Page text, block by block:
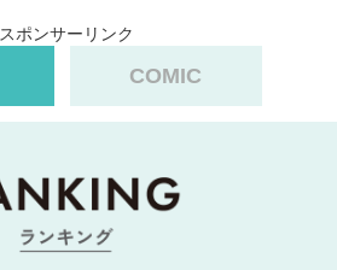
スポンサーリンク
COMIC